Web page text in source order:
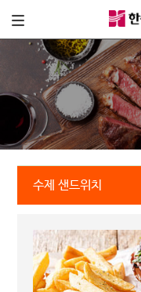
수제 샌드위치